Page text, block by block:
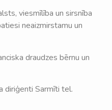
viesmīlība un sirsnība
neaizmirstamu un
draudzes bērnu un
diriģenti Sarmīti tel.